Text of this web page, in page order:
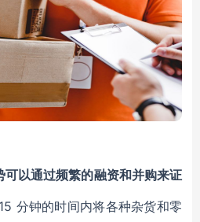
可以通过频繁的融资和并购来证
分钟的时间内将各种杂货和零